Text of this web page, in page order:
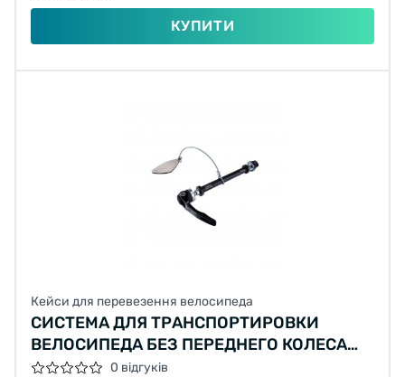
КУПИТИ
Кейси для перевезення велосипеда
СИСТЕМА ДЛЯ ТРАНСПОРТИРОВКИ
ВЕЛОСИПЕДА БЕЗ ПЕРЕДНЕГО КОЛЕСА
BIRZMAN CHAIN KEEPER (FRONT)
0 відгуків